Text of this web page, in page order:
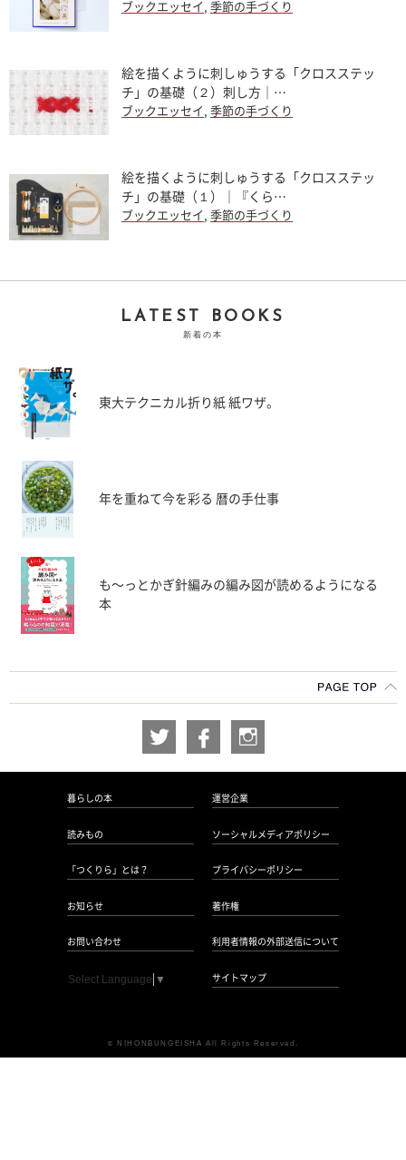
ブックエッセイ 季節の手づくり
絵を描くように刺しゅうする「クロスステッ
チ」の基礎（２）刺し方｜…
ブックエッセイ 季節の手づくり
絵を描くように刺しゅうする「クロスステッ
チ」の基礎（１）｜『くら…
ブックエッセイ 季節の手づくり
LATEST BOOKS
新着の本
東大テクニカル折り紙 紙ワザ。
年を重ねて今を彩る 暦の手仕事
も〜っとかぎ針編みの編み図が読めるようになる
本
暮らしの本
読みもの
「つくりら」とは？
お知らせ
お問い合わせ
運営企業
ソーシャルメディアポリシー
プライバシーポリシー
著作権
利用者情報の外部送信について
サイトマップ
Select Language ▼
© NIHONBUNGEISHA All Rights Reserved.